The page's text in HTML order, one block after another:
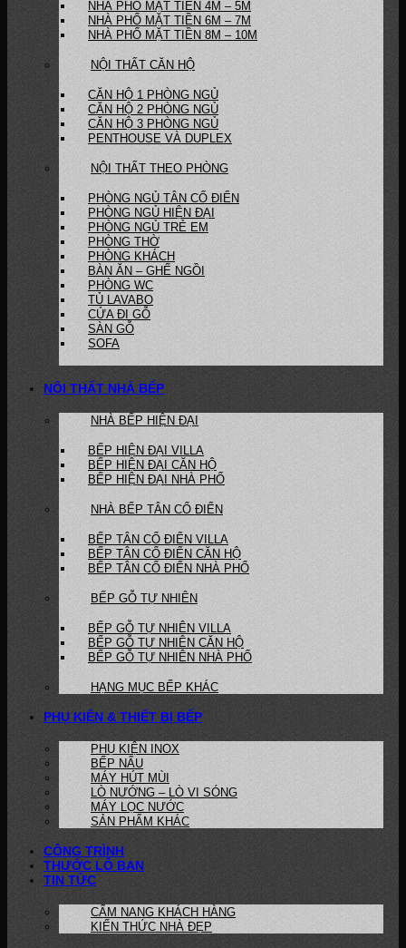
NHÀ PHỐ MẶT TIỀN 4M – 5M
NHÀ PHỐ MẶT TIỀN 6M – 7M
NHÀ PHỐ MẶT TIỀN 8M – 10M
NỘI THẤT CĂN HỘ
CĂN HỘ 1 PHÒNG NGỦ
CĂN HỘ 2 PHÒNG NGỦ
CĂN HỘ 3 PHÒNG NGỦ
PENTHOUSE VÀ DUPLEX
NỘI THẤT THEO PHÒNG
PHÒNG NGỦ TÂN CỔ ĐIỂN
PHÒNG NGỦ HIỆN ĐẠI
PHÒNG NGỦ TRẺ EM
PHÒNG THỜ
PHÒNG KHÁCH
BÀN ĂN – GHẾ NGỒI
PHÒNG WC
TỦ LAVABO
CỬA ĐI GỖ
SÀN GỖ
SOFA
NỘI THẤT NHÀ BẾP
NHÀ BẾP HIỆN ĐẠI
BẾP HIỆN ĐẠI VILLA
BẾP HIỆN ĐẠI CĂN HỘ
BẾP HIỆN ĐẠI NHÀ PHỐ
NHÀ BẾP TÂN CỔ ĐIỂN
BẾP TÂN CỔ ĐIỂN VILLA
BẾP TÂN CỔ ĐIỂN CĂN HỘ
BẾP TÂN CỔ ĐIỂN NHÀ PHỐ
BẾP GỖ TỰ NHIÊN
BẾP GỖ TỰ NHIÊN VILLA
BẾP GỖ TỰ NHIÊN CĂN HỘ
BẾP GỖ TỰ NHIÊN NHÀ PHỐ
HẠNG MỤC BẾP KHÁC
PHỤ KIỆN & THIẾT BỊ BẾP
PHỤ KIỆN INOX
BẾP NẤU
MÁY HÚT MÙI
LÒ NƯỚNG – LÒ VI SÓNG
MÁY LỌC NƯỚC
SẢN PHẨM KHÁC
CÔNG TRÌNH
THƯỚC LỖ BAN
TIN TỨC
CẨM NANG KHÁCH HÀNG
KIẾN THỨC NHÀ ĐẸP